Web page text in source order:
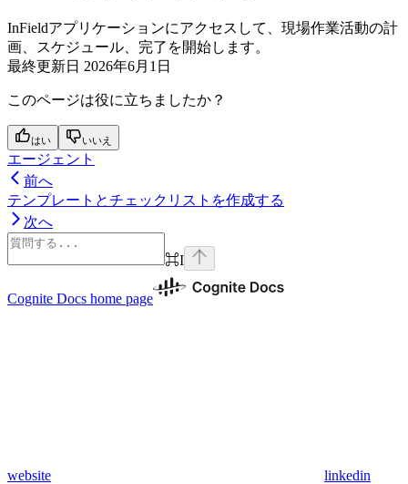
InFieldアプリケーションにアクセスして、現場作業活動の計
画、スケジュール、完了を開始します。
最終更新日 2026年6月1日
このページは役に立ちましたか？
はい いいえ
エージェント
前へ
テンプレートとチェックリストを作成する
次へ
⌘I
Cognite Docs home page
website linkedin